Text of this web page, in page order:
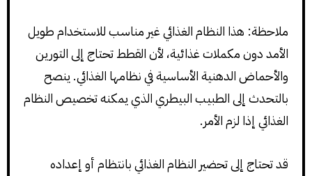
ملاحظة: هذا النظام الغذائي غير مناسب للاستخدام طويل
الأمد دون مكملات غذائية، لأن القطط تحتاج إلى التورين
والأحماض الدهنية الأساسية في نظامها الغذائي. ينصح
بالتحدث إلى الطبيب البيطري الذي يمكنه تخصيص النظام
الغذائي إذا لزم الأمر.
قد تحتاج إلى تحضير النظام الغذائي بانتظام أو إعداده